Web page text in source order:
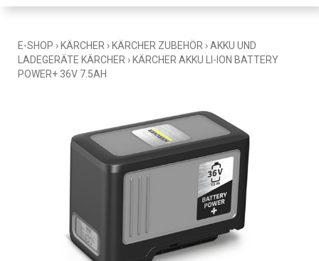
E-SHOP › KÄRCHER › KÄRCHER ZUBEHÖR ›AKKU UND
LADEGERÄTE KÄRCHER › KÄRCHER AKKU LI-ION BATTERY
POWER+ 36V 7.5AH